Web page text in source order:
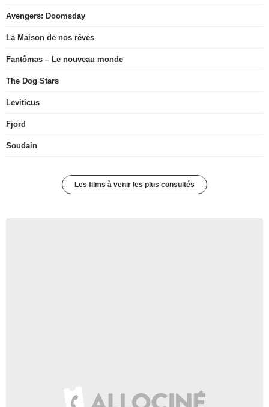
Avengers: Doomsday
La Maison de nos rêves
Fantômas – Le nouveau monde
The Dog Stars
Leviticus
Fjord
Soudain
Les films à venir les plus consultés